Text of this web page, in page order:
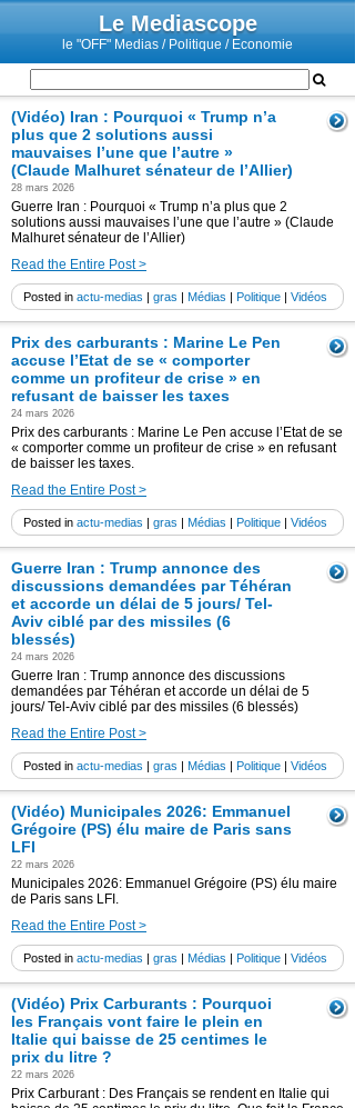
Le Mediascope
le "OFF" Medias / Politique / Economie
(Vidéo) Iran : Pourquoi « Trump n’a
plus que 2 solutions aussi
mauvaises l’une que l’autre »
(Claude Malhuret sénateur de l’Allier)
28 mars 2026
Guerre Iran : Pourquoi « Trump n’a plus que 2
solutions aussi mauvaises l’une que l’autre » (Claude
Malhuret sénateur de l’Allier)
Read the Entire Post >
Posted in actu-medias | gras | Médias | Politique | Vidéos
Prix des carburants : Marine Le Pen
accuse l’Etat de se « comporter
comme un profiteur de crise » en
refusant de baisser les taxes
24 mars 2026
Prix des carburants : Marine Le Pen accuse l’Etat de se
« comporter comme un profiteur de crise » en refusant
de baisser les taxes.
Read the Entire Post >
Posted in actu-medias | gras | Médias | Politique | Vidéos
Guerre Iran : Trump annonce des
discussions demandées par Téhéran
et accorde un délai de 5 jours/ Tel-
Aviv ciblé par des missiles (6
blessés)
24 mars 2026
Guerre Iran : Trump annonce des discussions
demandées par Téhéran et accorde un délai de 5
jours/ Tel-Aviv ciblé par des missiles (6 blessés)
Read the Entire Post >
Posted in actu-medias | gras | Médias | Politique | Vidéos
(Vidéo) Municipales 2026: Emmanuel
Grégoire (PS) élu maire de Paris sans
LFI
22 mars 2026
Municipales 2026: Emmanuel Grégoire (PS) élu maire
de Paris sans LFI.
Read the Entire Post >
Posted in actu-medias | gras | Médias | Politique | Vidéos
(Vidéo) Prix Carburants : Pourquoi
les Français vont faire le plein en
Italie qui baisse de 25 centimes le
prix du litre ?
22 mars 2026
Prix Carburant : Des Français se rendent en Italie qui